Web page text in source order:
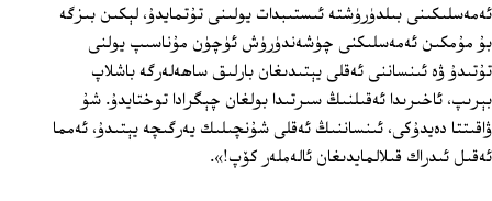
ئەمەسلىكىنى بىلدۈرۈشتە ئىستىبدات يولىنى تۇتمايدۇ، لېكىن بىزگە
بۇ مۇمكىن ئەمەسلىكنى چۈشەندۈرۈش ئۈچۈن مۇناسىپ يولنى
تۇتىدۇ ۋە ئىنساننى ئەقلى يېتىدىغان بارلىق ساھەلەرگە باشلاپ
بېرىپ، ئاخىرىدا ئەقىلنىڭ سىرتىدا بولغان چېگرادا توختايدۇ. شۇ
ۋاقىتتا دەيدۇكى، ئىنساننىڭ ئەقلى شۇنچىلىك يەرگىچە يېتىدۇ، ئەمما
ئەقىل ئىدراك قىلالمايدىغان ئالەملەر كۆپ!».